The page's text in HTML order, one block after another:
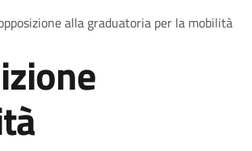
alla graduatoria per la mobilità